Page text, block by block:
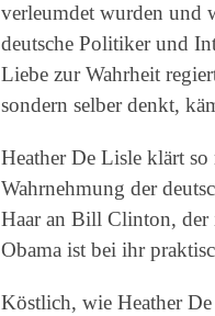
verleumdet wurden und
deutsche Politiker und
Liebe zur Wahrheit
sondern selber denkt,
Heather De Lisle klärt so
Wahrnehmung der
Haar an Bill Clinton, der
Obama ist bei ihr
Köstlich, wie Heather